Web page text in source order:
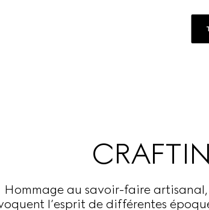
Hommage au savoir-faire
l’esprit de différentes